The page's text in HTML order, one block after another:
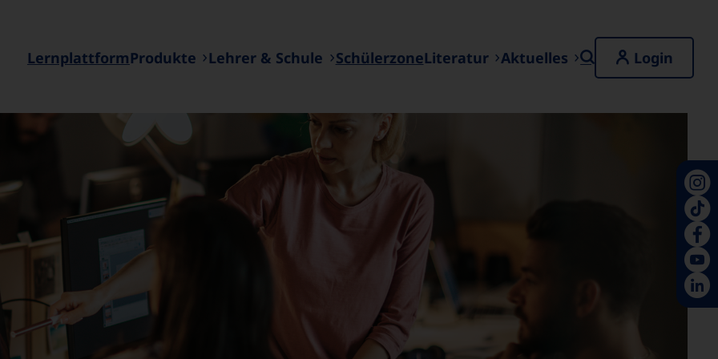
LernplattformProdukte Lehrer & Schule SchülerzoneLiteratur Aktuelles Login